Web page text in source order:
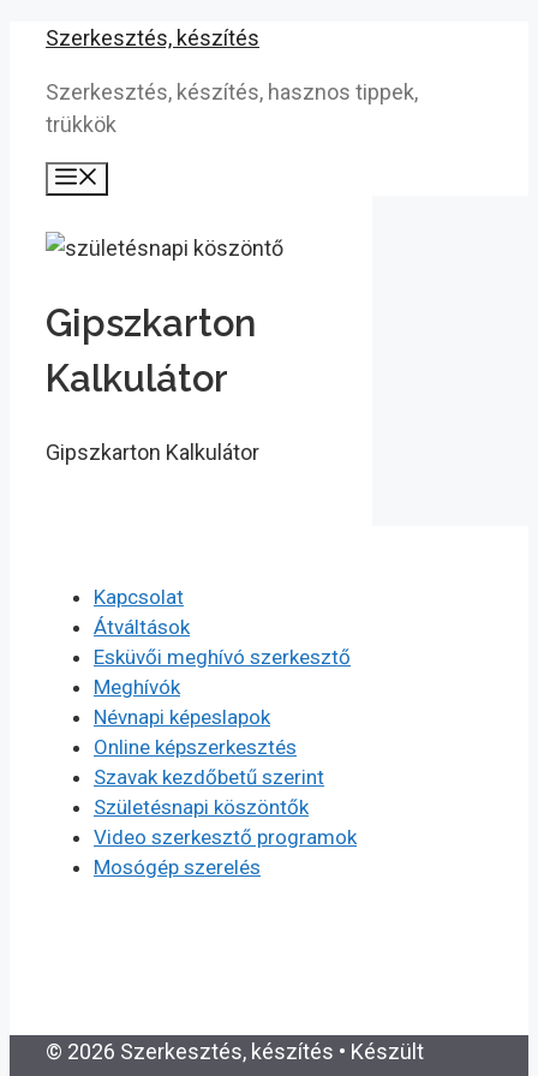
Kilépés
tartalomba
Szerkesztés, készítés
Szerkesztés, készítés, hasznos tippek,
trükkök
Gipszkarton
Kalkulátor
Gipszkarton Kalkulátor
Kapcsolat
Átváltások
Esküvői meghívó szerkesztő
Meghívók
Névnapi képeslapok
Online képszerkesztés
Szavak kezdőbetű szerint
Születésnapi köszöntők
Video szerkesztő programok
Mosógép szerelés
© 2026 Szerkesztés, készítés • Készült